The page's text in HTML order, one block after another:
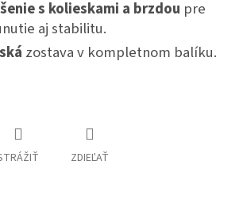
s kolieskami a brzdou pre
aj stabilitu.
zostava v kompletnom balíku.
ZDIEĽAŤ